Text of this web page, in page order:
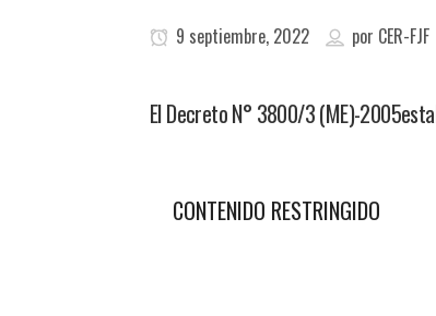
9 septiembre, 2022 por CER-FJF
El Decreto N° 3800/3 (ME)-
CONTENIDO RESTRINGIDO